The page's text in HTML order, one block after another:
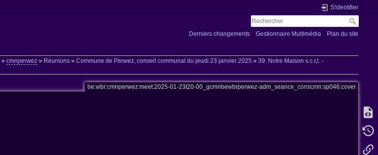
S'identifier
Derniers changements Gestionnaire Multimédia Plan du site
»cmnperwez » Réunions »Commune de Perwez, conseil communal du jeudi 23 janvier 2025 »39. Notre Maison s.c.r,l. -
be:wbr:cmnperwez:meet:2025-01-23t20-00_gcmnbewbrperwez-adm_seance_conscmn:sp046:cover